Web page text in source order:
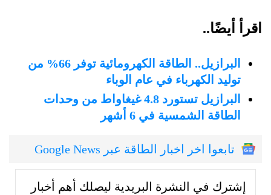
اقرأ أيضًا..
البرازيل.. الطاقة الكهرومائية توفر 66% من
توليد الكهرباء في عام الوباء
البرازيل تستورد 4.8 غيغاواط من وحدات
الطاقة الشمسية في 6 أشهر
تابعوا اخر اخبار الطاقة عبر Google News
إشترك في النشرة البريدية ليصلك أهم أخبار